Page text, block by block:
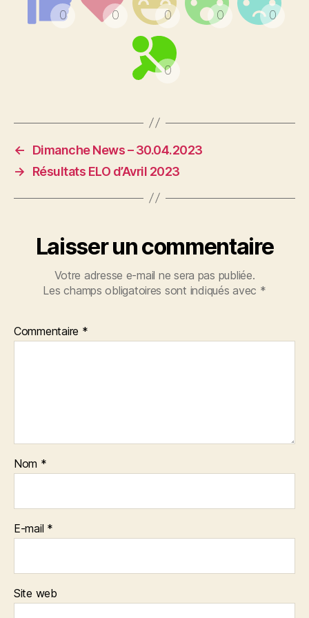
←
Dimanche News – 30.04.2023
→
Résultats ELO d’Avril 2023
Laisser un commentaire
Votre adresse e-mail ne sera pas publiée.
Les champs obligatoires sont indiqués avec *
Commentaire *
Nom *
E-mail *
Site web